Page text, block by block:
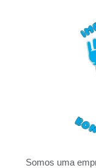
Somos uma